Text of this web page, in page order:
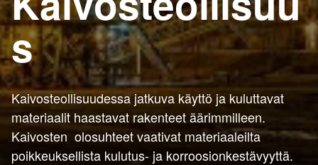
s
Kaivosteollisuudessa jatkuva käyttö ja kuluttavat
materiaalit haastavat rakenteet äärimmilleen.
Kaivosten olosuhteet vaativat materiaaleilta
poikkeuksellista kulutus- ja korroosionkestävyyttä.